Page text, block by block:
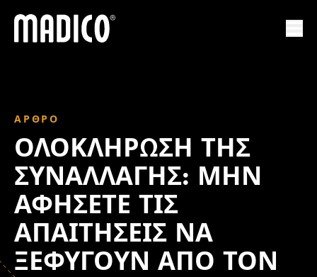
Madico
ΆΡΘΡΟ
ΟΛΟΚΛΉΡΩΣΗ ΤΗΣ
ΣΥΝΑΛΛΑΓΉΣ: ΜΗΝ
ΑΦΉΣΕΤΕ ΤΙΣ
ΑΠΑΙΤΉΣΕΙΣ ΝΑ
ΞΕΦΎΓΟΥΝ ΑΠΌ ΤΟΝ